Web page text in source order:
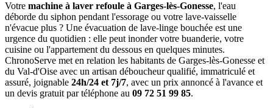
Votre machine à laver refoule à Garges-lès-Gonesse, l'eau
déborde du siphon pendant l'essorage ou votre lave-vaisselle
n'évacue plus ? Une évacuation de lave-linge bouchée est une
urgence du quotidien : elle peut inonder votre buanderie, votre
cuisine ou l'appartement du dessous en quelques minutes.
ChronoServe met en relation les habitants de Garges-lès-Gonesse et
du Val-d'Oise avec un artisan déboucheur qualifié, immatriculé et
assuré, joignable 24h/24 et 7j/7, avec un prix annoncé à l'avance et
un devis gratuit par téléphone au 09 72 51 99 85.